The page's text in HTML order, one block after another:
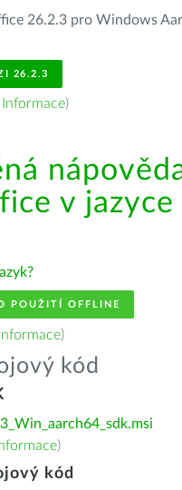
26.2.3 pro Windows
26.2.3
Informace)
v jazyce
POUŽITÍ OFFLINE
Informace)
kód
)
kód